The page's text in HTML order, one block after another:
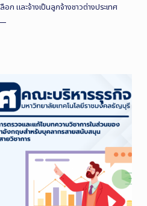
ก และจ้างเป็นลูกจ้างชาวต่างประเทศ